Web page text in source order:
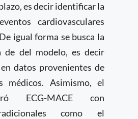
es decir identificar la
cardiovasculares
igual forma se busca la
de del modelo, es decir
datos provenientes de
médicos. Asimismo, el
ECG-MACE con
como el